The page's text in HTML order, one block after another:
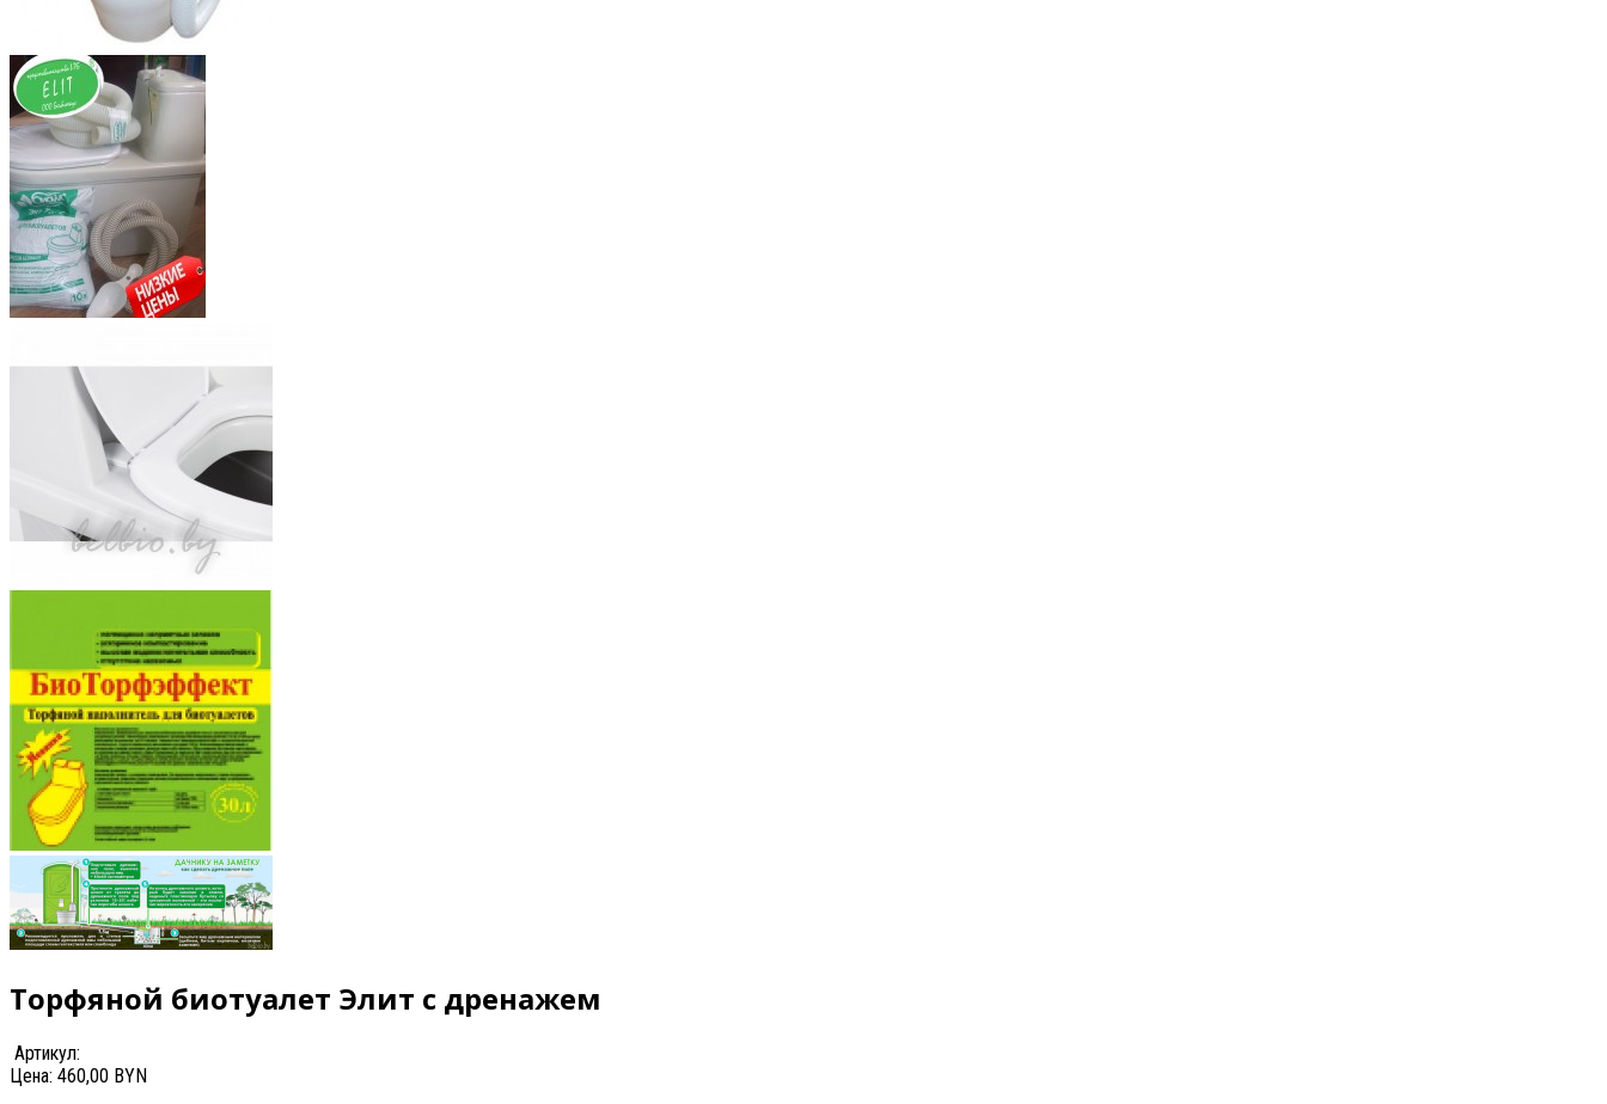
Торфяной биотуалет Элит с дренажем
Артикул:
Цена: 460,00 BYN